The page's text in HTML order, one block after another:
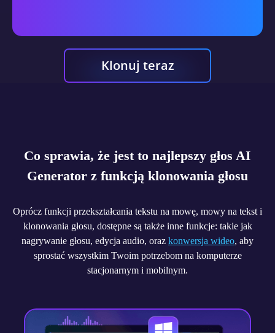
Klonuj teraz
Co sprawia, że jest to najlepszy głos AI
Generator z funkcją klonowania głosu
Oprócz funkcji przekształcania tekstu na mowę, mowy na tekst i
klonowania głosu, dostępne są także inne funkcje: takie jak
nagrywanie głosu, edycja audio, oraz konwersja wideo, aby
sprostać wszystkim Twoim potrzebom na komputerze
stacjonarnym i mobilnym.